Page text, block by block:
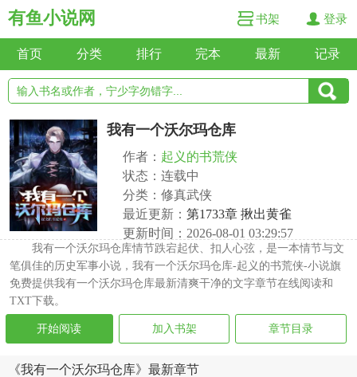
有鱼小说网 书架 登录
首页 分类 排行 完本 最新 记录
我有一个沃尔玛仓库
作者： 起义的书荒侠
状态：连载中
分类：修真武侠
最近更新： 第1733章 揪出黄雀
更新时间：2026-08-01 03:29:57
我有一个沃尔玛仓库情节跌宕起伏、扣人心弦，是一本情节与文
笔俱佳的历史军事小说，我有一个沃尔玛仓库-起义的书荒侠-小说旗
免费提供我有一个沃尔玛仓库最新清爽干净的文字章节在线阅读和
TXT下载。
开始阅读 加入书架 章节目录
《我有一个沃尔玛仓库》最新章节